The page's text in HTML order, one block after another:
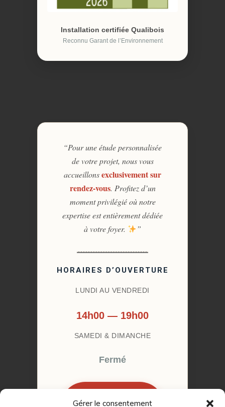
Gérer le consentement
Installation certifiée Qualibois
Reconnu Garant de l’Environnement
“Pour une étude personnalisée
de votre projet, nous vous
accueillonsexclusivement sur
rendez-vous. Profitez d’un
moment privilégié où notre
expertise est entièrement dédiée
à votre foyer.
”
HORAIRES D’OUVERTURE
LUNDI AU VENDREDI
14h00 — 19h00
SAMEDI & DIMANCHE
Fermé